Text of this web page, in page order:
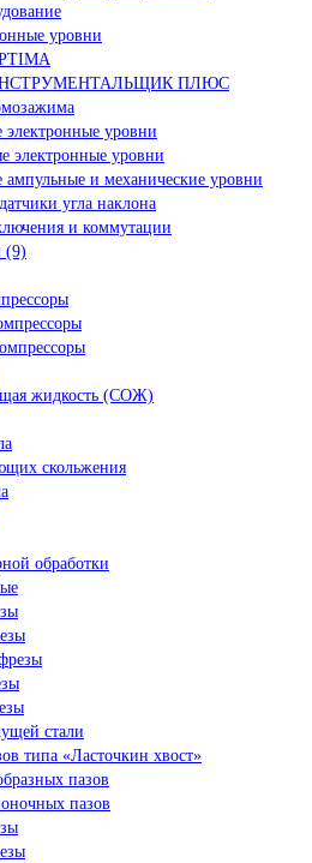
уровни
ИНСТРУМЕНТАЛЬЩИК ПЛЮС
электронные уровни
электронные уровни
ампульные и механические уровни
угла наклона
и коммутации
(9)
жидкость (СОЖ)
скольжения
обработки
стали
типа «Ласточкин хвост»
пазов
пазов